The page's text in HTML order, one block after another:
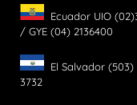
Ecuador UIO
/ GYE (04) 2136400
El Salvador (503)
3732